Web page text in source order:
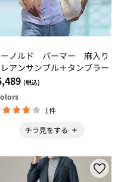
ノルド パーマー 麻入り
アンサンブル＋タンブラー
(税込)
1件
チラ見をする